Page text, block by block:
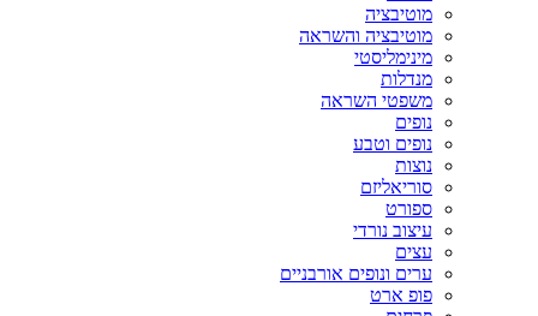
מוטיבציה
מוטיבציה והשראה
מינימליסטי
מנדלות
משפטי השראה
נופים
נופים וטבע
נוצות
סוריאליזם
ספורט
עיצוב נורדי
עצים
ערים ונופים אורבניים
פופ ארט